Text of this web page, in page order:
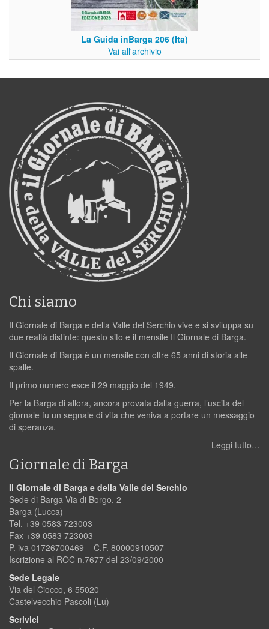
La Guida inBarga 206 (Ita)
Vai all'archivio
Chi siamo
Il Giornale di Barga e della Valle del Serchio vive e si sviluppa su
due realtà distinte: questo sito e il mensile Il Giornale di Barga.
Il Giornale di Barga è un mensile con oltre 65 anni di storia alle
spalle.
Il primo numero esce il 29 maggio del 1949.
Per la Barga di allora, ancora provata dalla guerra, l’uscita del
giornale fu un segnale di vita che veniva a portare un messaggio
di speranza.
Leggi tutto…
Giornale di Barga
Il Giornale di Barga e della Valle del Serchio
Sede di Barga Via di Borgo, 2
Barga (Lucca)
Tel. +39 0583 723003
Fax +39 0583 723003
P. iva 01726700469 – C.F. 80000910507
Iscrizione al ROC n.7677 del 23/09/2000
Sede Legale
Via del Ciocco, 6 55020
Castelvecchio Pascoli (Lu)
Scrivici